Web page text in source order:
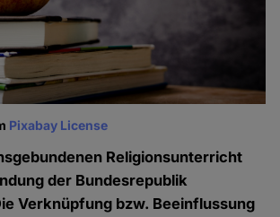
Pixabay License
Religionsunterricht
der Bundesrepublik
Verknüpfung bzw. Beeinflussung